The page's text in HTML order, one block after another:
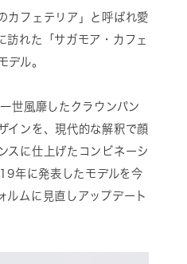
カフェテリア」と呼ばれ愛
訪れた「サガモア・カフェ
デル。
世風靡したクラウンパン
インを、現代的な解釈で顔
スに仕上げたコンビネーシ
年に発表したモデルを今
ルムに見直しアップデート